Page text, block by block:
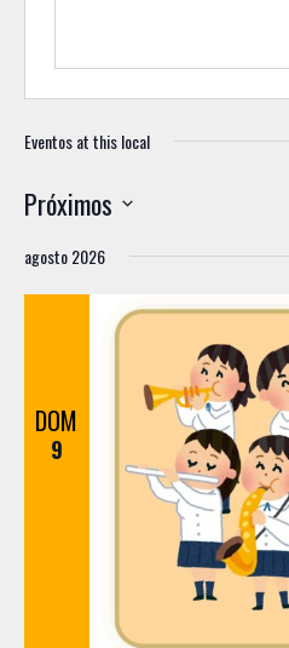
Eventos at this local
Próximos
e
l
agosto 2026
DOM
9